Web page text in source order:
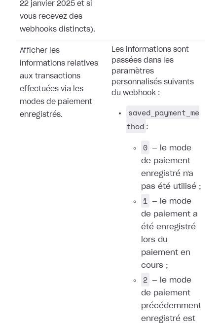
22 janvier 2025 et si
vous recevez des
webhooks distincts).
Afficher les
informations relatives
aux transactions
effectuées via les
modes de paiement
enregistrés.
Les informations sont
passées dans les
paramètres
personnalisés suivants
du webhook :
saved_payment_me
thod :
0
— le mode
de paiement
enregistré n'a
pas été utilisé ;
1
— le mode
de paiement a
été enregistré
lors du
paiement en
cours ;
2
— le mode
de paiement
précédemment
enregistré est